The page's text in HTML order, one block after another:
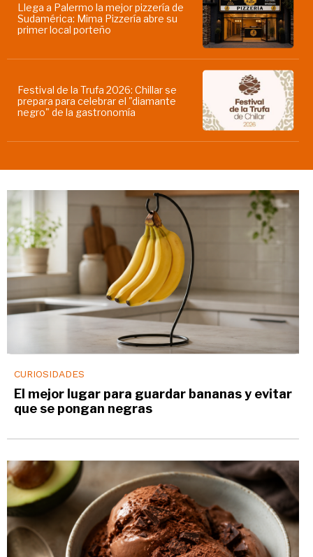
Llega a Palermo la mejor pizzería de
Sudamérica: Mima Pizzería abre su
primer local porteño
Festival de la Trufa 2026: Chillar se
prepara para celebrar el "diamante
negro" de la gastronomía
CURIOSIDADES
El mejor lugar para guardar bananas y evitar
que se pongan negras